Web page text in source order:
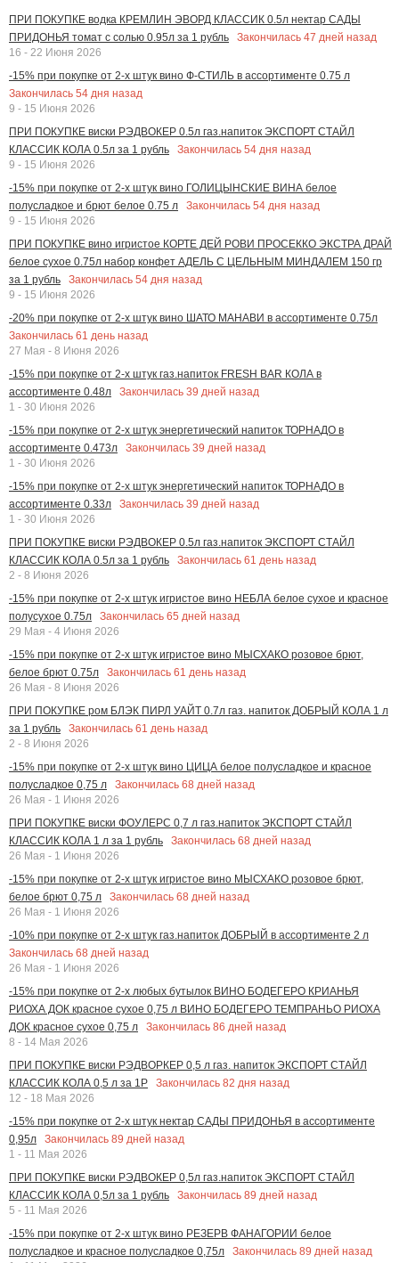
ПРИ ПОКУПКЕ водка КРЕМЛИН ЭВОРД КЛАССИК 0.5л нектар САДЫ
ПРИДОНЬЯ томат с солью 0.95л за 1 рубль
Закончилась 47 дней назад
16 - 22 Июня 2026
-15% при покупке от 2-х штук вино Ф-СТИЛЬ в ассортименте 0.75 л
Закончилась 54 дня назад
9 - 15 Июня 2026
ПРИ ПОКУПКЕ виски РЭДВОКЕР 0.5л газ.напиток ЭКСПОРТ СТАЙЛ
КЛАССИК КОЛА 0.5л за 1 рубль
Закончилась 54 дня назад
9 - 15 Июня 2026
-15% при покупке от 2-х штук вино ГОЛИЦЫНСКИЕ ВИНА белое
полусладкое и брют белое 0.75 л
Закончилась 54 дня назад
9 - 15 Июня 2026
ПРИ ПОКУПКЕ вино игристое КОРТЕ ДЕЙ РОВИ ПРОСЕККО ЭКСТРА ДРАЙ
белое сухое 0.75л набор конфет АДЕЛЬ С ЦЕЛЬНЫМ МИНДАЛЕМ 150 гр
за 1 рубль
Закончилась 54 дня назад
9 - 15 Июня 2026
-20% при покупке от 2-х штук вино ШАТО МАНАВИ в ассортименте 0.75л
Закончилась 61 день назад
27 Мая - 8 Июня 2026
-15% при покупке от 2-х штук газ.напиток FRESH BAR КОЛА в
ассортименте 0.48л
Закончилась 39 дней назад
1 - 30 Июня 2026
-15% при покупке от 2-х штук энергетический напиток ТОРНАДО в
ассортименте 0.473л
Закончилась 39 дней назад
1 - 30 Июня 2026
-15% при покупке от 2-х штук энергетический напиток ТОРНАДО в
ассортименте 0.33л
Закончилась 39 дней назад
1 - 30 Июня 2026
ПРИ ПОКУПКЕ виски РЭДВОКЕР 0.5л газ.напиток ЭКСПОРТ СТАЙЛ
КЛАССИК КОЛА 0.5л за 1 рубль
Закончилась 61 день назад
2 - 8 Июня 2026
-15% при покупке от 2-х штук игристое вино НЕБЛА белое сухое и красное
полусухое 0.75л
Закончилась 65 дней назад
29 Мая - 4 Июня 2026
-15% при покупке от 2-х штук игристое вино МЫСХАКО розовое брют,
белое брют 0.75л
Закончилась 61 день назад
26 Мая - 8 Июня 2026
ПРИ ПОКУПКЕ ром БЛЭК ПИРЛ УАЙТ 0.7л газ. напиток ДОБРЫЙ КОЛА 1 л
за 1 рубль
Закончилась 61 день назад
2 - 8 Июня 2026
-15% при покупке от 2-х штук вино ЦИЦА белое полусладкое и красное
полусладкое 0,75 л
Закончилась 68 дней назад
26 Мая - 1 Июня 2026
ПРИ ПОКУПКЕ виски ФОУЛЕРС 0,7 л газ.напиток ЭКСПОРТ СТАЙЛ
КЛАССИК КОЛА 1 л за 1 рубль
Закончилась 68 дней назад
26 Мая - 1 Июня 2026
-15% при покупке от 2-х штук игристое вино МЫСХАКО розовое брют,
белое брют 0,75 л
Закончилась 68 дней назад
26 Мая - 1 Июня 2026
-10% при покупке от 2-х штук газ.напиток ДОБРЫЙ в ассортименте 2 л
Закончилась 68 дней назад
26 Мая - 1 Июня 2026
-15% при покупке от 2-х любых бутылок ВИНО БОДЕГЕРО КРИАНЬЯ
РИОХА ДОК красное сухое 0,75 л ВИНО БОДЕГЕРО ТЕМПРАНЬО РИОХА
ДОК красное сухое 0,75 л
Закончилась 86 дней назад
8 - 14 Мая 2026
ПРИ ПОКУПКЕ виски РЭДВОРКЕР 0,5 л газ. напиток ЭКСПОРТ СТАЙЛ
КЛАССИК КОЛА 0,5 л за 1Р
Закончилась 82 дня назад
12 - 18 Мая 2026
-15% при покупке от 2-х штук нектар САДЫ ПРИДОНЬЯ в ассортименте
0,95л
Закончилась 89 дней назад
1 - 11 Мая 2026
ПРИ ПОКУПКЕ виски РЭДВОКЕР 0,5л газ.напиток ЭКСПОРТ СТАЙЛ
КЛАССИК КОЛА 0,5л за 1 рубль
Закончилась 89 дней назад
5 - 11 Мая 2026
-15% при покупке от 2-х штук вино РЕЗЕРВ ФАНАГОРИИ белое
полусладкое и красное полусладкое 0,75л
Закончилась 89 дней назад